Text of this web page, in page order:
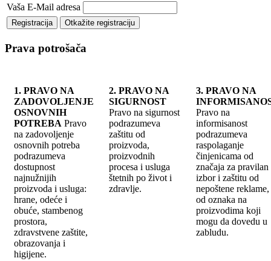
Vaša E-Mail adresa
Prava potrošača
1. PRAVO NA
ZADOVOLJENJE
OSNOVNIH
POTREBA Pravo
na zadovoljenje
osnovnih potreba
podrazumeva
dostupnost
najnužnijih
proizvoda i usluga:
hrane, odeće i
obuće, stambenog
prostora,
zdravstvene zaštite,
obrazovanja i
higijene.
2. PRAVO NA
SIGURNOST
Pravo na sigurnost
podrazumeva
zaštitu od
proizvoda,
proizvodnih
procesa i usluga
štetnih po život i
zdravlje.
3. PRAVO NA
Pravo na
informisanost
podrazumeva
raspolaganje
činjenicama od
značaja za pravilan
izbor i zaštitu od
nepoštene
od oznaka na
proizvodima koji
mogu da dovedu u
zabludu.